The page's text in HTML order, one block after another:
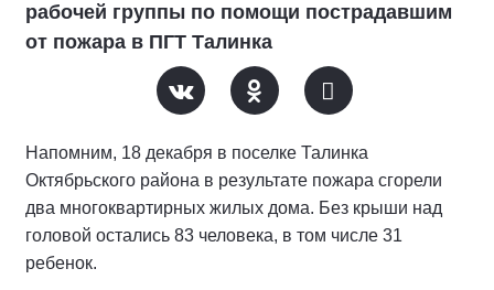
рабочей группы по помощи пострадавшим
от пожара в ПГТ Талинка
Напомним, 18 декабря в поселке Талинка
Октябрьского района в результате пожара сгорели
два многоквартирных жилых дома. Без крыши над
головой остались 83 человека, в том числе 31
ребенок.